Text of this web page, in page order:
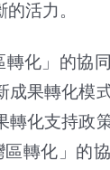
活力。
化」的協
成果轉化模
轉化支持政
轉化」的